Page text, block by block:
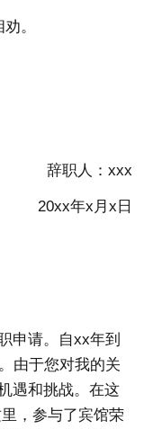
。
辞职人：xxx
20xx年x月x日
申请。自xx年到
由于您对我的关
遇和挑战。在这
，参与了宾馆荣